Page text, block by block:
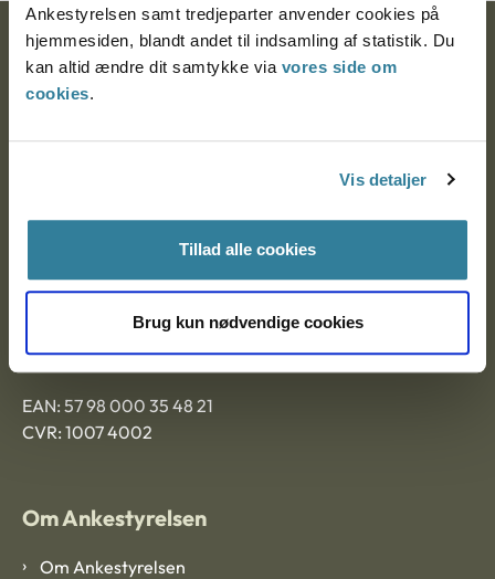
Ankestyrelsen samt tredjeparter anvender cookies på
hjemmesiden, blandt andet til indsamling af statistik. Du
kan altid ændre dit samtykke via vores side om
cookies.
Vis detaljer
Tillad alle cookies
Brug kun nødvendige cookies
Ankestyrelsen
Postadresse:
Nytorv 7, 2. sal
Ankestyrelsen Aalborg
Ankestyrelsen København
EAN: 57 98 000 35 48 21
CVR: 1007 4002
Om Ankestyrelsen
Om Ankestyrelsen